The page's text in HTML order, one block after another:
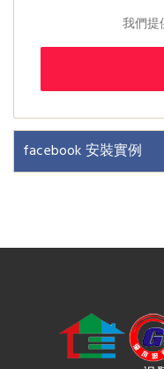
我們提
facebook 安裝實例